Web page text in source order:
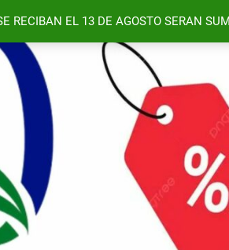
RECIBAN EL 13 DE AGOSTO SERAN